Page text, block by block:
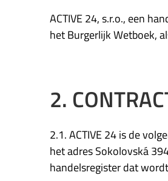
ACTIVE 24, s.r.o., een
het Burgerlijk Wetboek,
2.
2.1. ACTIVE 24 is de
het adres Sokolovská
handelsregister dat